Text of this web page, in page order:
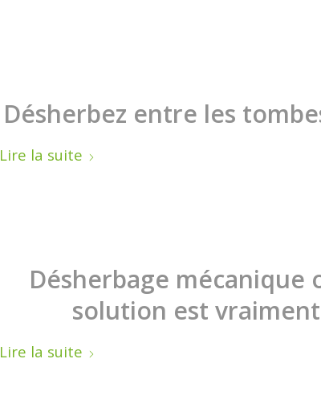
Désherbez entre les
Lire la suite
Désherbage mécanique
solution est
Lire la suite